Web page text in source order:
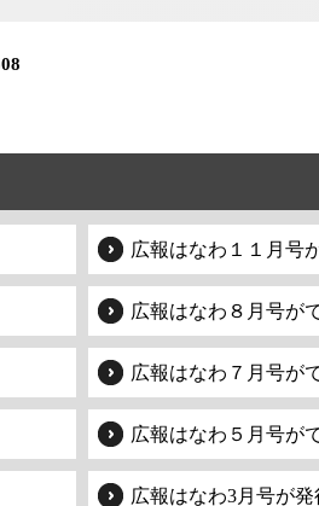
広報はなわ１１月号
広報はなわ８月号が
広報はなわ７月号が
広報はなわ５月号が
広報はなわ3月号が発